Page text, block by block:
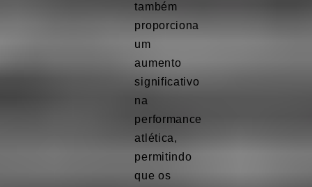
também
proporciona
um
aumento
significativo
na
performance
atlética,
permitindo
que os